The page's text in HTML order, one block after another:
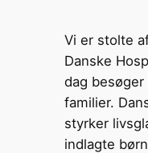
Vi er stolte
Danske
dag
familier.
styrker
indlagte